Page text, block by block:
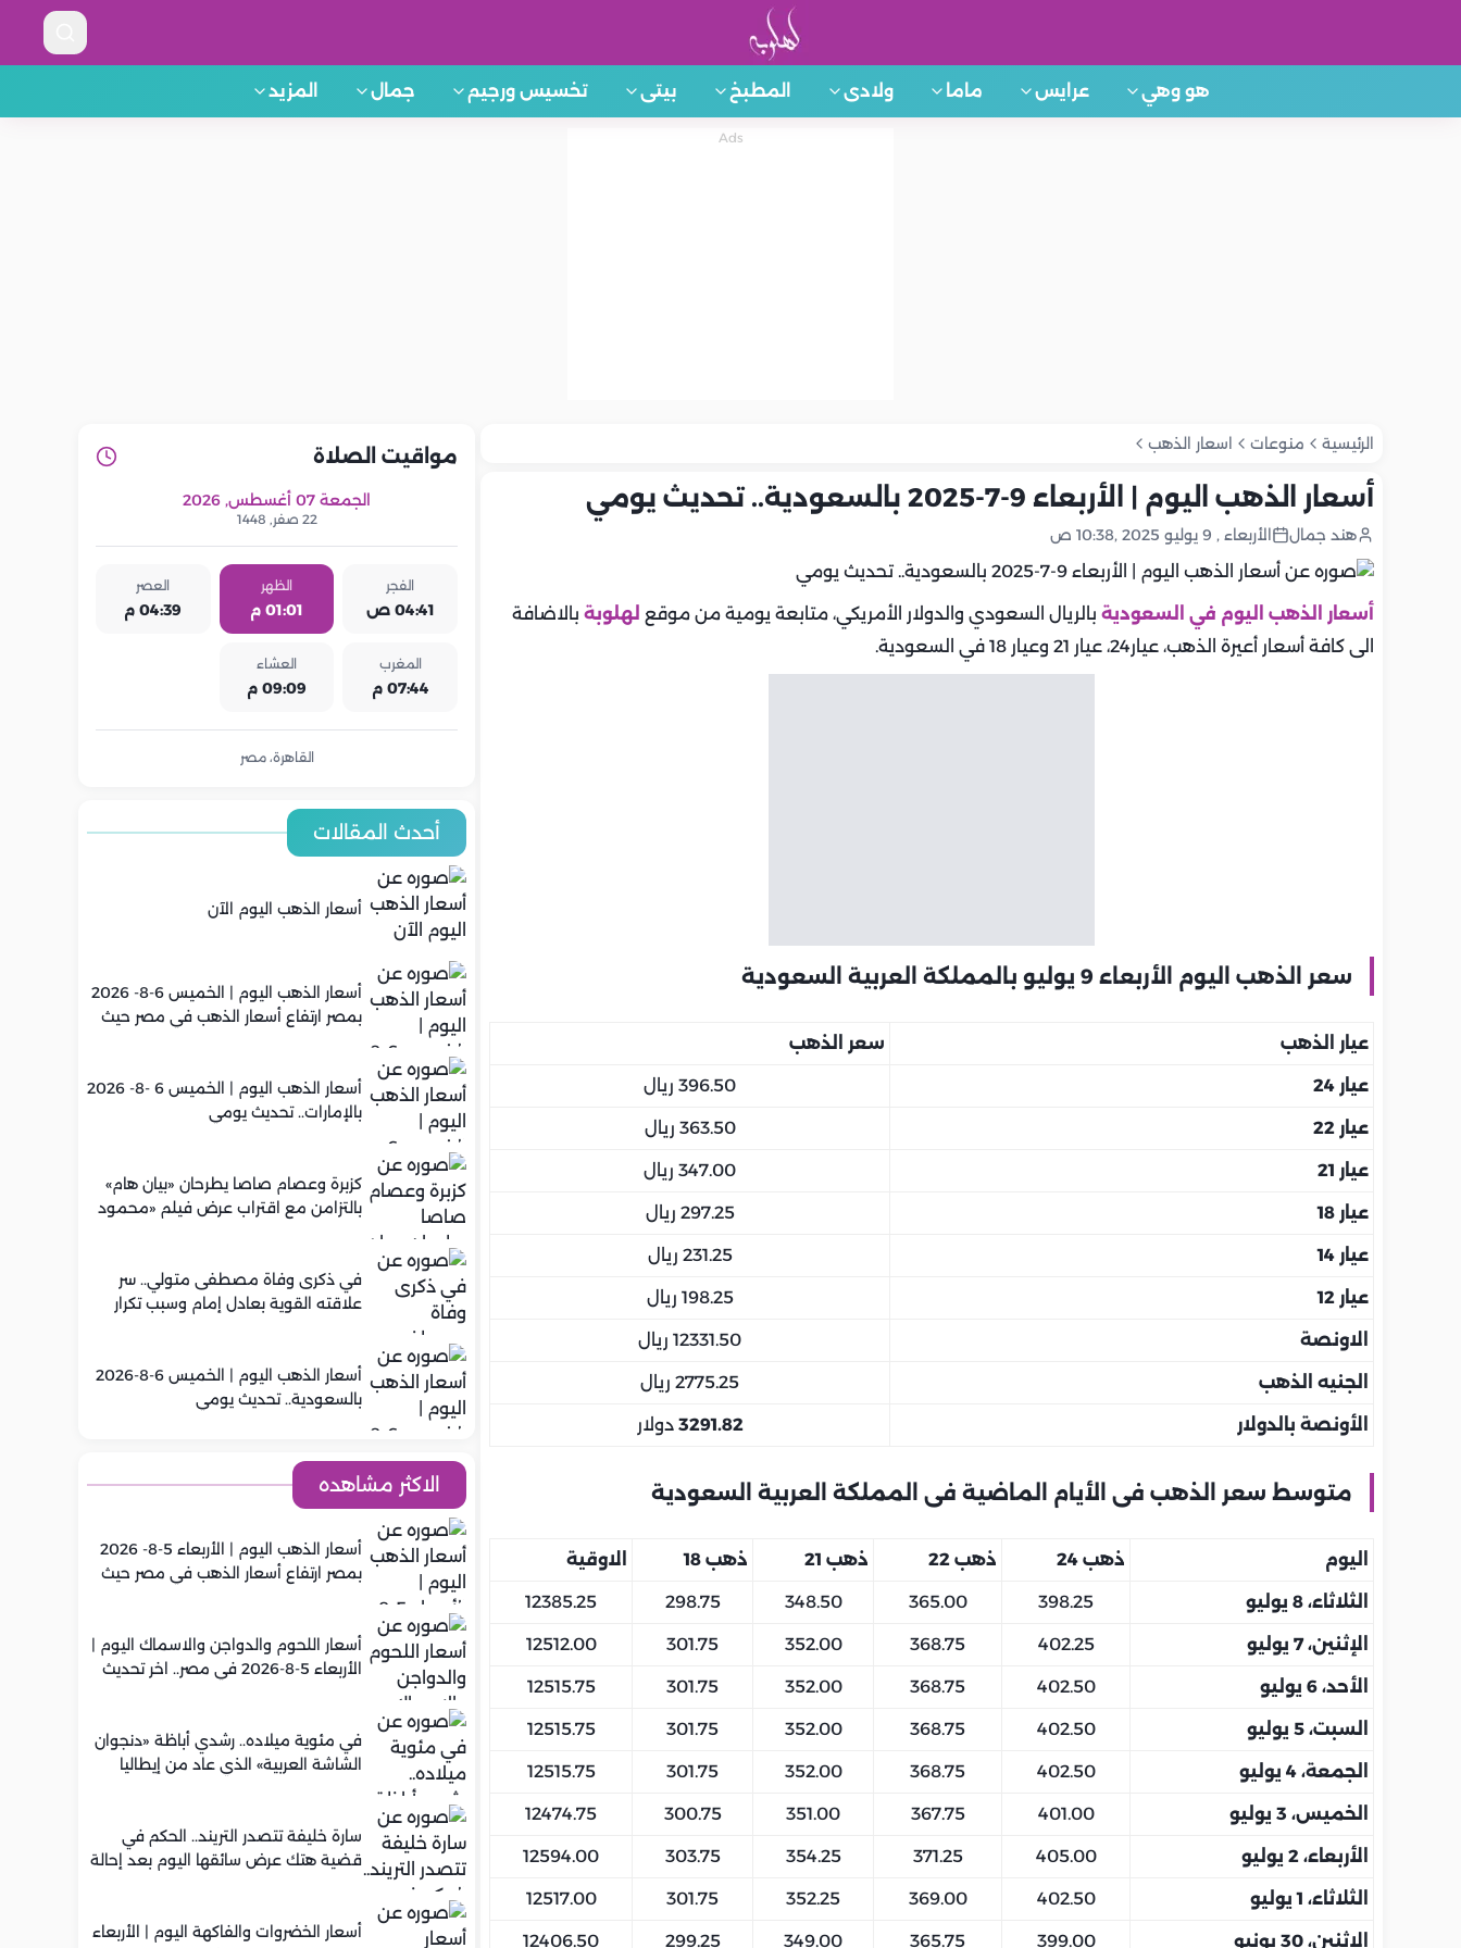
هو وهي عرايس ماما ولادى المطبخ بيتى تخسيس ورجيم جمال المزيد
الرئيسية منوعات اسعار الذهب
أسعار الذهب اليوم | الأربعاء 9-7-2025 بالسعودية.. تحديث يومي
هند جمال الأربعاء , 9 يوليو 2025 ,10:38 ص
أسعار الذهب اليوم في السعودية بالريال السعودي والدولار الأمريكي، متابعة يومية من موقع لهلوبة بالاضافة
الى كافة أسعار أعيرة الذهب، عيار24، عيار 21 وعيار 18 في السعودية.
سعر الذهب اليوم الأربعاء 9 يوليو بالمملكة العربية السعودية
عيار الذهب سعر الذهب
عيار 24 396.50 ريال
عيار 22 363.50 ريال
عيار 21 347.00 ريال
عيار 18 297.25 ريال
عيار 14 231.25 ريال
عيار 12 198.25 ريال
الاونصة 12331.50 ريال
الجنيه الذهب 2775.25 ريال
الأونصة بالدولار 3291.82 دولار
متوسط سعر الذهب فى الأيام الماضية فى المملكة العربية السعودية
اليوم ذهب 24 ذهب 22 ذهب 21 ذهب 18 الاوقية
الثلاثاء، 8 يوليو 398.25
365.00
348.50
298.75
12385.25
الإثنين، 7 يوليو 402.25
368.75
352.00
301.75
12512.00
الأحد، 6 يوليو 402.50
368.75
352.00
301.75
12515.75
السبت، 5 يوليو 402.50
368.75
352.00
301.75
12515.75
الجمعة، 4 يوليو 402.50
368.75
352.00
301.75
12515.75
الخميس، 3 يوليو 401.00
367.75
351.00
300.75
12474.75
الأربعاء، 2 يوليو 405.00
371.25
354.25
303.75
12594.00
الثلاثاء، 1 يوليو 402.50
369.00
352.25
301.75
12517.00
الإثنين، 30 يونيو 399.00
365.75
349.00
299.25
12406.50
مواقيت الصلاة
الجمعة 07 أغسطس, 2026
22 صفر, 1448
الفجر
04:41 ص
الظهر
01:01 م
العصر
04:39 م
المغرب
07:44 م
العشاء
09:09 م
القاهرة، مصر
أحدث المقالات
أسعار الذهب اليوم الآن
أسعار الذهب اليوم | الخميس 6-8- 2026
بمصر ارتفاع أسعار الذهب في مصر حيث
أسعار الذهب اليوم | الخميس 6 -8- 2026
بالإمارات.. تحديث يومي
كزبرة وعصام صاصا يطرحان «بيان هام»
بالتزامن مع اقتراب عرض فيلم «محمود
في ذكرى وفاة مصطفى متولي.. سر
علاقته القوية بعادل إمام وسبب تكرار
أسعار الذهب اليوم | الخميس 6-8-2026
بالسعودية.. تحديث يومي
الاكثر مشاهده
أسعار الذهب اليوم | الأربعاء 5-8- 2026
بمصر ارتفاع أسعار الذهب في مصر حيث
أسعار اللحوم والدواجن والاسماك اليوم |
الأربعاء 5-8-2026 في مصر.. اخر تحديث
في مئوية ميلاده.. رشدي أباظة «دنجوان
الشاشة العربية» الذي عاد من إيطاليا
سارة خليفة تتصدر التريند.. الحكم في
قضية هتك عرض سائقها اليوم بعد إحالة
أسعار الخضروات والفاكهة اليوم | الأربعاء